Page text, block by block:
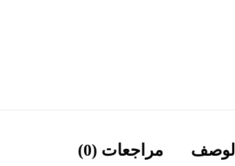
الوصف مراجعات (0)